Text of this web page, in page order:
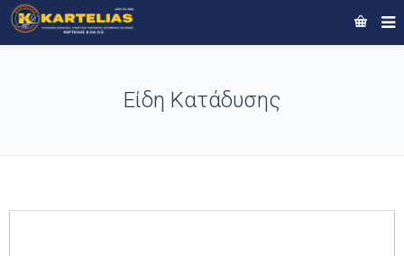
Είδη Κατάδυσης